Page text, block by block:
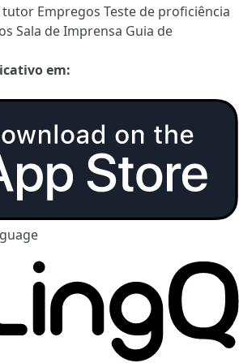
tutor Empregos Teste de proficiência
Sala de Imprensa Guia de
em: